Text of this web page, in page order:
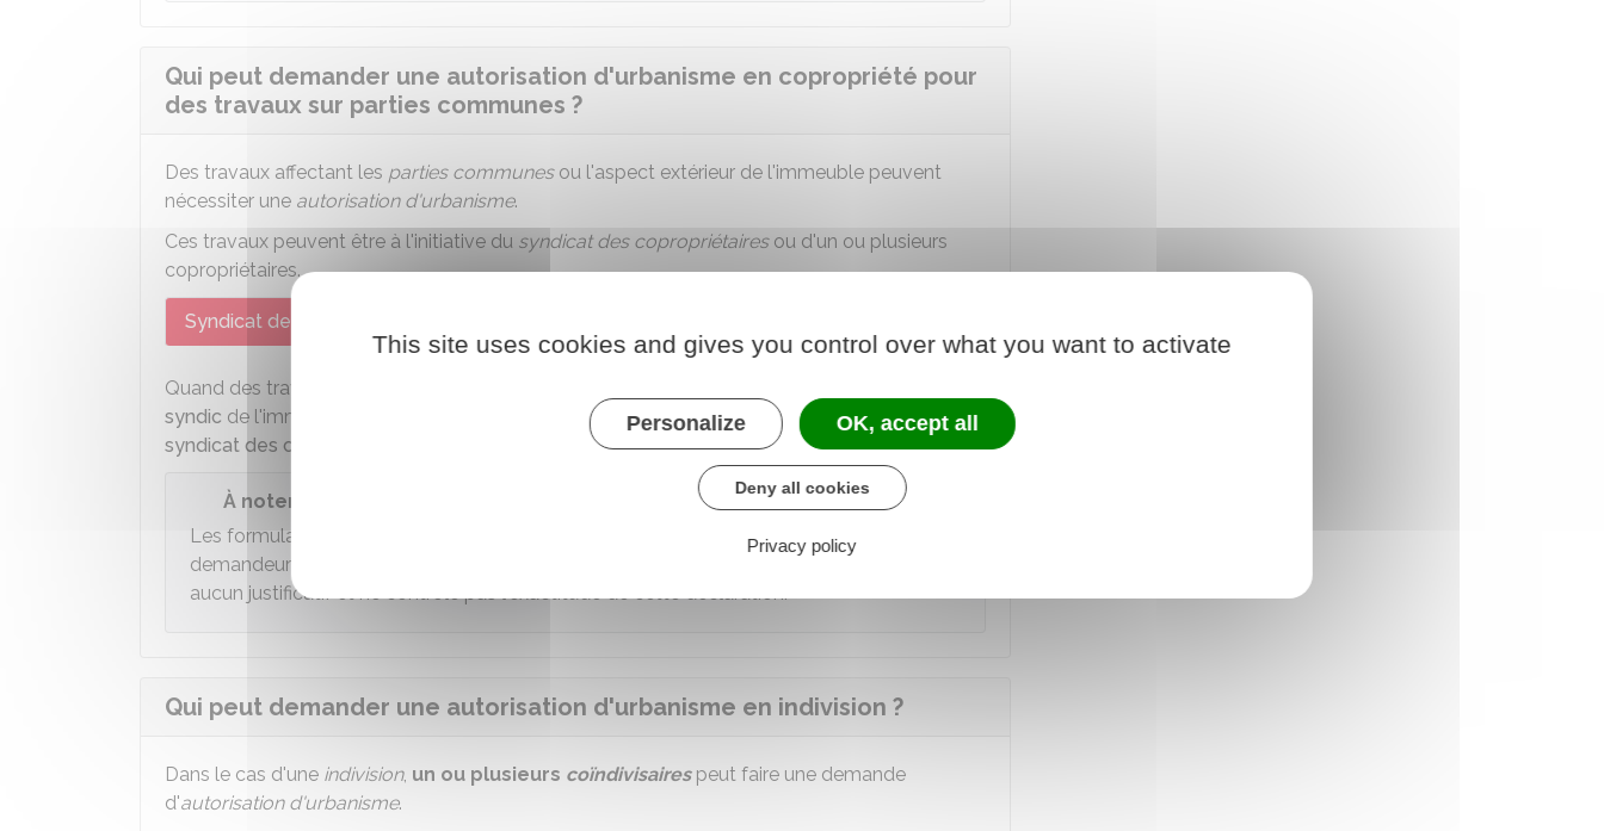
Qui peut demander une autorisation d'urbanisme en copropriété pour
des travaux sur parties communes ?
Des travaux affectant les parties communesou l'aspect extérieur de l'immeuble peuvent
nécessiter une autorisation d'urbanisme.
Ces travaux peuvent être à l'initiative du syndicat des copropriétairesou d'un ou plusieurs
copropriétaires.
Syndicat des copropriétaires
Quand des travaux sur des
syndic de l'immeuble dépose en mairie une demande d'autorisation d'urbanisme , au nom du
syndicat des copropriétaires
À noter
Les formulaires d'autorisation d'urbanisme contiennent une attestation dans laquelle le
demandeur déclare être habilité à faire cette demande. L'administration ne demande
aucun justificatif et ne contrôle pas l'exactitude de cette déclaration.
Qui peut demander une autorisation d'urbanisme en indivision ?
Dans le cas d'une indivision, un ou plusieurs coïndivisairespeut faire une demande
d'autorisation d'urbanisme.
This site uses cookies and gives you control over what you want to activate
Personalize OK, accept all
Deny all cookies
Privacy policy